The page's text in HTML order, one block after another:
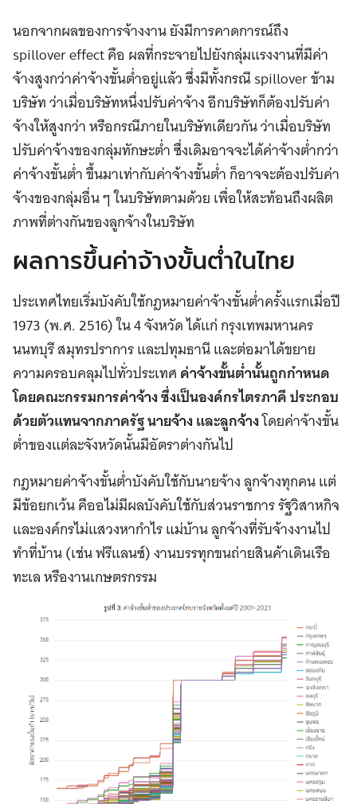
นอกจากผลของการจ้างงาน ยังมีการคาดการณ์ถึง
spillover effect คือ ผลที่กระจายไปยังกลุ่มแรงงานที่มีค่า
จ้างสูงกว่าค่าจ้างขั้นต่ำอยู่แล้ว ซึ่งมีทั้งกรณี spillover ข้าม
บริษัท ว่าเมื่อบริษัทหนึ่งปรับค่าจ้าง อีกบริษัทก็ต้องปรับค่า
จ้างให้สูงกว่า หรือกรณีภายในบริษัทเดียวกัน ว่าเมื่อบริษัท
ปรับค่าจ้างของกลุ่มทักษะต่ำ ซึ่งเดิมอาจจะได้ค่าจ้างต่ำกว่า
ค่าจ้างขั้นต่ำ ขึ้นมาเท่ากับค่าจ้างขั้นต่ำ ก็อาจจะต้องปรับค่า
จ้างของกลุ่มอื่น ๆ ในบริษัทตามด้วย เพื่อให้สะท้อนถึงผลิต
ภาพที่ต่างกันของลูกจ้างในบริษัท
ผลการขึ้นค่าจ้างขั้นต่ำในไทย
ประเทศไทยเริ่มบังคับใช้กฎหมายค่าจ้างขั้นต่ำครั้งแรกเมื่อปี
1973 (พ.ศ. 2516) ใน 4 จังหวัด ได้แก่ กรุงเทพมหานคร
นนทบุรี สมุทรปราการ และปทุมธานี และต่อมาได้ขยาย
ความครอบคลุมไปทั่วประเทศค่าจ้างขั้นต่ำนั้นถูกกำหนด
โดยคณะกรรมการค่าจ้าง ซึ่งเป็นองค์กรไตรภาคี ประกอบ
ด้วยตัวแทนจากภาครัฐ นายจ้าง และลูกจ้างโดยค่าจ้างขั้น
ต่ำของแต่ละจังหวัดนั้นมีอัตราต่างกันไป
กฎหมายค่าจ้างขั้นต่ำบังคับใช้กับนายจ้าง ลูกจ้างทุกคน แต่
มีข้อยกเว้น คืออไม่มีผลบังคับใช้กับส่วนราชการ รัฐวิสาหกิจ
และองค์กรไม่แสวงหากำไร แม่บ้าน ลูกจ้างที่รับจ้างงานไป
ทำที่บ้าน (เช่น ฟรีแลนซ์) งานบรรทุกขนถ่ายสินค้าเดินเรือ
ทะเล หรืองานเกษตรกรรม